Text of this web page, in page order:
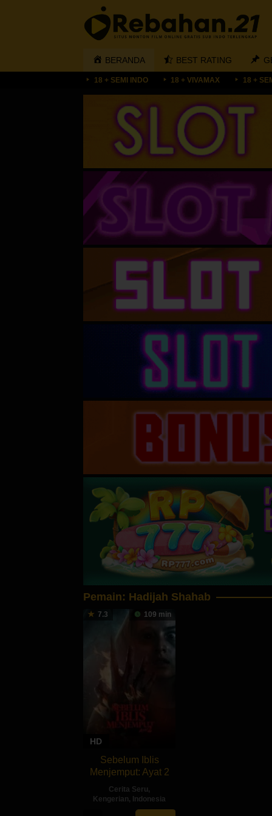
BERANDA BEST RATING
18 + SEMI INDO 18 + VIVAMAX 18 +
Pemain: Hadijah Shahab
7.3 109 min
HD
Sebelum Iblis
Menjemput: Ayat 2
Cerita Seru,
Kengerian, Indonesia